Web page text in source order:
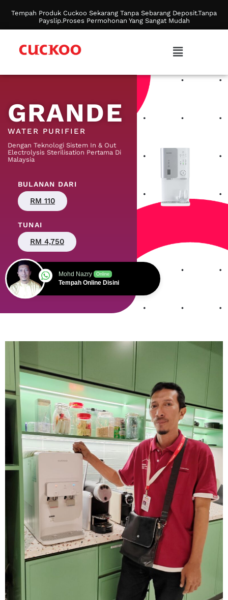
Tempah Produk Cuckoo Sekarang Tanpa Sebarang Deposit.Tanpa
Payslip.Proses Permohonan Yang Sangat Mudah
GRANDE
WATER PURIFIER
Dengan Teknologi Sistem In & Out
Electrolysis Sterilisation Pertama Di
Malaysia
BULANAN DARI
RM 110
TUNAI
RM 4,750
Mohd Nazry Online
Tempah Online Disini